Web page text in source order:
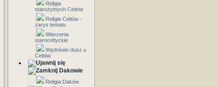
Religia
starożytnych Celtów
Religie Celtów -
zarys tematu
Wierzenia
staroceltyckie
Wędrówki dusz u
Celtów
Dakowie
Religia Daków